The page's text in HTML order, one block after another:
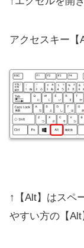
アクセスキー
↑【Alt】はスペ
やすい方の【Alt